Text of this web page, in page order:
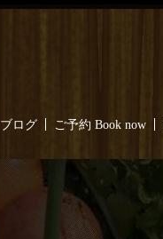
ブログ ご予約 Book now